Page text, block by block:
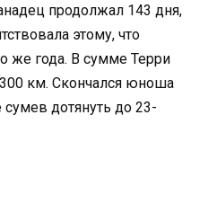
продолжал 143 дня,
этому, что
же года. В сумме Терри
км. Скончался юноша
сумев дотянуть до 23-